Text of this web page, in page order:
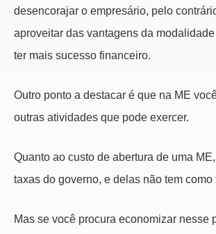
desencorajar o empresário, pelo
aproveitar das vantagens da
ter mais sucesso financeiro.
Outro ponto a destacar é que na ME
outras atividades que pode exercer.
Quanto ao custo de abertura de uma
taxas do governo, e delas não tem como
Mas se você procura economizar nesse